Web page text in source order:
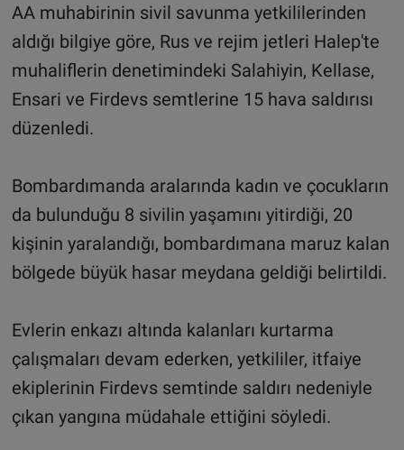
AA muhabirinin sivil savunma yetkililerinden
aldığı bilgiye göre, Rus ve rejim jetleri Halep'te
muhaliflerin denetimindeki Salahiyin, Kellase,
Ensari ve Firdevs semtlerine 15 hava saldırısı
düzenledi.
Bombardımanda aralarında kadın ve çocukların
da bulunduğu 8 sivilin yaşamını yitirdiği, 20
kişinin yaralandığı, bombardımana maruz kalan
bölgede büyük hasar meydana geldiği belirtildi.
Evlerin enkazı altında kalanları kurtarma
çalışmaları devam ederken, yetkililer, itfaiye
ekiplerinin Firdevs semtinde saldırı nedeniyle
çıkan yangına müdahale ettiğini söyledi.